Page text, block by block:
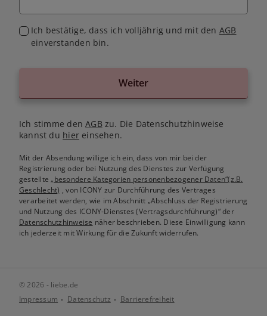
Ich bestätige, dass ich volljährig und mit den AGB
einverstanden bin.
Weiter
Ich stimme denAGB zu. Die Datenschutzhinweise
kannst du hiereinsehen.
Mit der Absendung willige ich ein, dass von mir bei der
Registrierung oder bei Nutzung des Dienstes zur Verfügung
gestellte„besondere Kategorien personenbezogener Daten“(z.B.
Geschlecht) , von ICONY zur Durchführung des Vertrages
verarbeitet werden, wie im Abschnitt „Abschluss der Registrierung
und Nutzung des ICONY-Dienstes (Vertragsdurchführung)“ der
Datenschutzhinweise näher beschrieben. Diese Einwilligung kann
ich jederzeit mit Wirkung für die Zukunft widerrufen.
© 2026 - liebe.de
Impressum
Datenschutz Barrierefreiheit